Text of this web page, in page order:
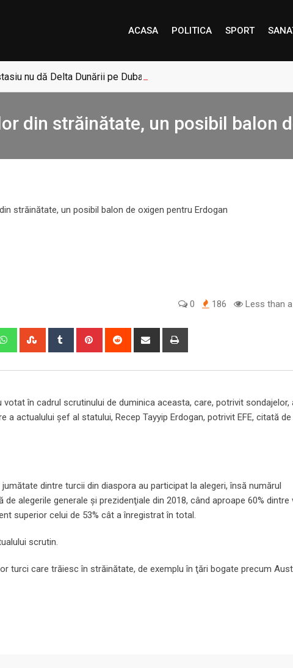
ACASA POLITICA SPORT
nu dă Delta Dunării pe Dubai: „Uneori, Paradisul este mai
din străinătate, un posibil balon
0 186 Less than
WhatsappStumbleUpon
Tumblr Pinterest Reddit
Share
în cadrul scrutinului de duminica aceasta, care, potrivit sondajelor,
actualului şef al statului, Recep Tayyip Erdogan, potrivit EFE, citată de
dintre turcii din diaspora au participat la alegeri, însă numărul
alegerile generale şi prezidenţiale din 2018, când aproape 60% dintre
superior celui de 53% cât a înregistrat în total.
scrutin.
turci care trăiesc în străinătate, de exemplu în ţări bogate precum